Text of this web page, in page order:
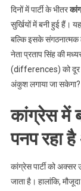
दिनों में पार्टी के भीतर
सुर्खियों में बनी हुई हैं।
बल्कि इसके संगठनात्मक
नेता प्रताप सिंह की
(differences) को दूर
अंकुश लगाया जा सकेगा?
कांग्रेस में
पनप रहा
कांग्रेस पार्टी को
जाता है। हालांकि,